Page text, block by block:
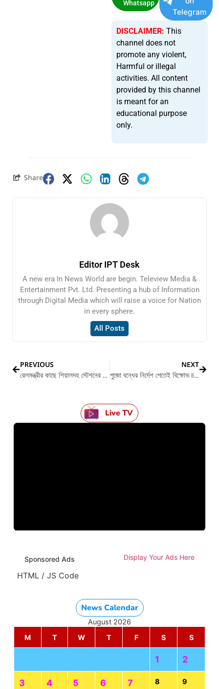
Whatsapp
Telegram
DISCLAIMER: This
channel does not
promote any violent,
Harmful or illegal
activities. All content
provided by this channel
is meant for an
educational purpose
only.
Share
Editor IPT Desk
A new era In News World are begin. Teleview Media &
Entertainment Pvt. Ltd. Presenting a hub of Information
through Digital Media which will raise a voice for Nation
in every sphere.
All Posts
PREVIOUS
রেলমন্ত্রীর কাছে শিয়ালদহ স্টেশনের নাম বদলের দাবী জানালো বিজেপি
NEXT
পুজো বন্ধের নির্দেশ পেতেই বিক্ষোভ চললো থানায়
Live TV
Sponsored Ads Display Your Ads Here
HTML / JS Code
News Calendar
August 2026
M
T W T F S S
1 2
3 4 5 6 7 8 9